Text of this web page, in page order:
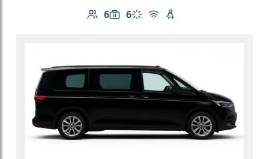
6
Nombre de passagers: 6
6
Capacité des bagages: 6
Climatisation
Wi-Fi gratuit
Siège enfant